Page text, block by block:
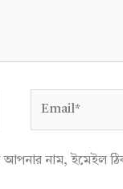
আপনার নাম, ইমেইল